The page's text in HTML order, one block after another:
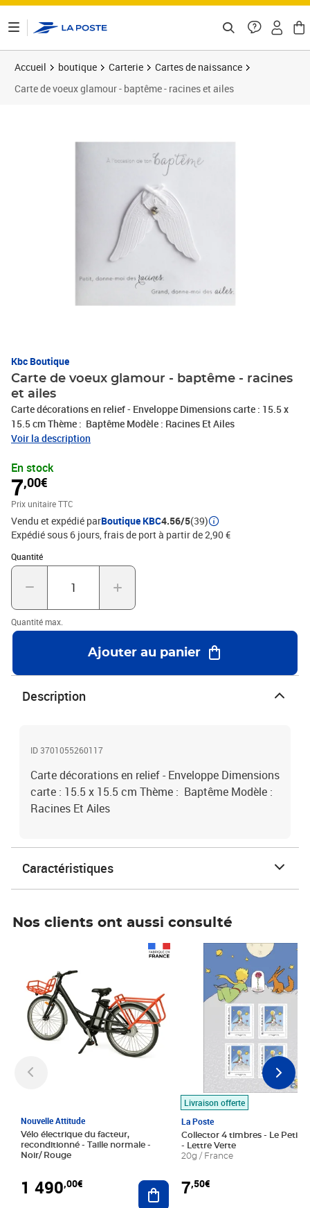
Accueil boutique Carterie
Cartes de naissance
Carte de voeux glamour - baptême - racines et ailes
Kbc Boutique
Carte de voeux glamour - baptême - racines
et ailes
Carte décorations en relief - Enveloppe Dimensions carte : 15.5 x
15.5 cm Thème : Baptême Modèle : Racines Et Ailes
Voir la description
En stock
7,00€
Prix unitaire TTC
Vendu et expédié parBoutique KBC4.56/5(39)
Expédié sous 6 jours, frais de port à partir de 2,90 €
Quantité
Quantité : 1
Quantité max.
Ajouter au panier
Description
ID 3701055260117
Carte décorations en relief - Enveloppe Dimensions
carte : 15.5 x 15.5 cm Thème : Baptême Modèle :
Racines Et Ailes
Caractéristiques
Nos clients ont aussi consulté
Nouvelle Attitude
Vélo électrique du facteur,
reconditionné - Taille normale -
Noir/ Rouge
1 490,00€ Ajouter au panier
Livraison offerte
La Poste
Collector 4 timbres - Le Petit
- Lettre Verte
20g / France
7,50€
Prix 7,50€